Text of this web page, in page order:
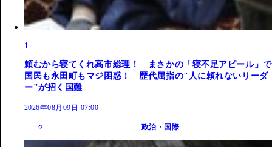
1
頼むから寝てくれ高市総理！ まさかの「寝不足アピール」で
国民も永田町もマジ困惑！ 歴代屈指の"人に頼れないリーダ
ー"が招く国難
2026年08月09日 07:00
政治・国際